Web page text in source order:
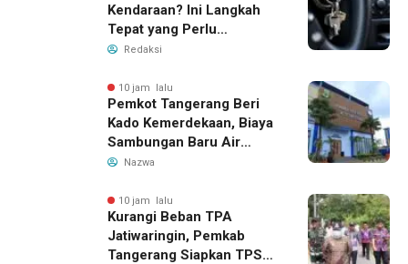
Kendaraan? Ini Langkah
Tepat yang Perlu
Dilakukan
Redaksi
10 jam lalu
Pemkot Tangerang Beri
Kado Kemerdekaan, Biaya
Sambungan Baru Air
Bersih Dipangkas Jadi
Nazwa
10 jam lalu
Kurangi Beban TPA
Jatiwaringin, Pemkab
Tangerang Siapkan TPS3R